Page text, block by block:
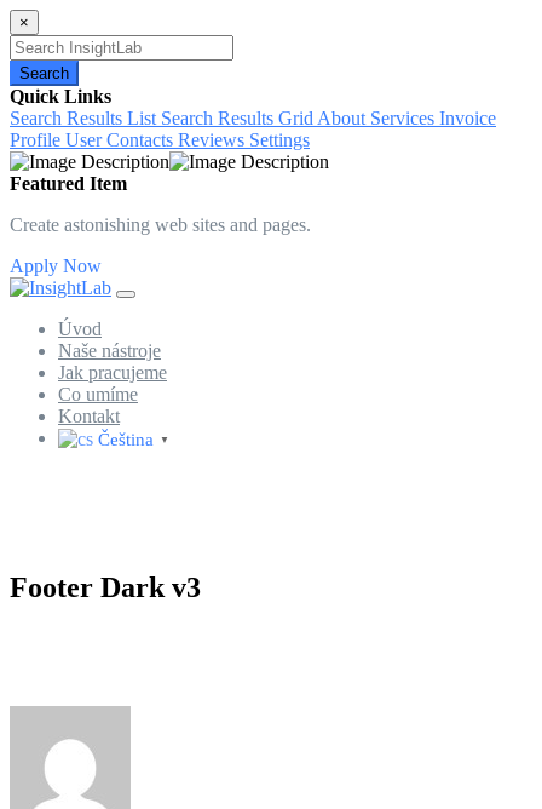
×
Search
Quick Links
Search Results List Search Results Grid About Services Invoice
Profile User Contacts Reviews Settings
Featured Item
Create astonishing web sites and pages.
Apply Now
Úvod
Naše nástroje
Jak pracujeme
Co umíme
Kontakt
Čeština‎ ▼
Footer Dark v3